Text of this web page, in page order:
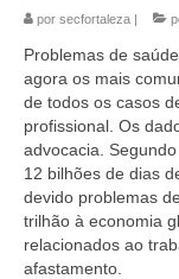
por secfortaleza |
Problemas de
agora os mais
de todos os casos
profissional. Os
advocacia.
12 bilhões de dias
devido problemas
trilhão à economia
relacionados ao
afastamento.